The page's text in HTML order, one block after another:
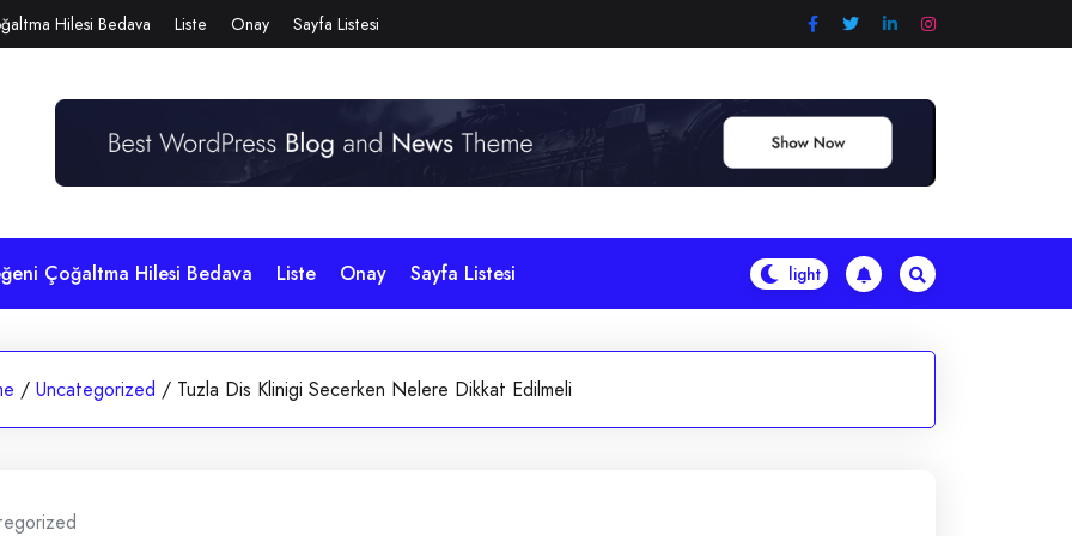
Hilesi Bedava Liste Onay Sayfa Listesi
Çoğaltma Hilesi Bedava Liste Onay Sayfa Listesi
/ Uncategorized / Tuzla Dis Klinigi Secerken Nelere Dikkat Edilmeli